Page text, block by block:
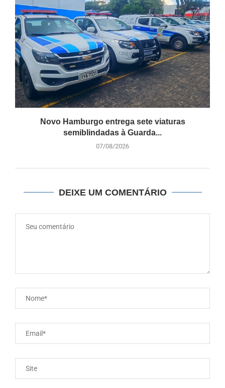
Novo Hamburgo entrega sete viaturas
semiblindadas à Guarda...
07/08/2026
DEIXE UM COMENTÁRIO